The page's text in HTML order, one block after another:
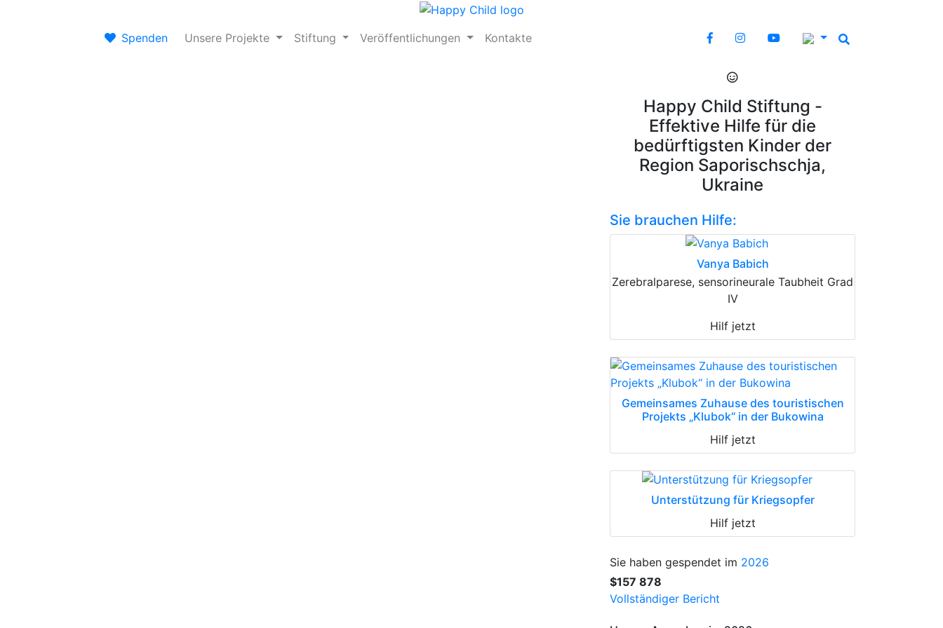
Spenden Unsere Projekte Stiftung Veröffentlichungen Kontakte
Happy Child Stiftung -
Effektive Hilfe für die
bedürftigsten Kinder der
Region Saporischschja,
Ukraine
Sie brauchen Hilfe:
Vanya Babich
Zerebralparese, sensorineurale Taubheit Grad
IV
Hilf jetzt
Gemeinsames Zuhause des touristischen
Projekts „Klubok“ in der Bukowina
Hilf jetzt
Unterstützung für Kriegsopfer
Hilf jetzt
Sie haben gespendet im 2026
$157 878
Vollständiger Bericht